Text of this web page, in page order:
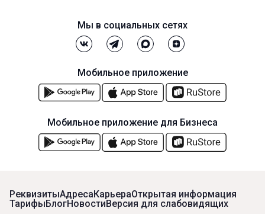
РеквизитыАдресаКарьераОткрытая информация
ТарифыБлогНовостиВерсия для слабовидящих
Мы в социальных сетях
Мобильное приложение
Мобильное приложение для Бизнеса